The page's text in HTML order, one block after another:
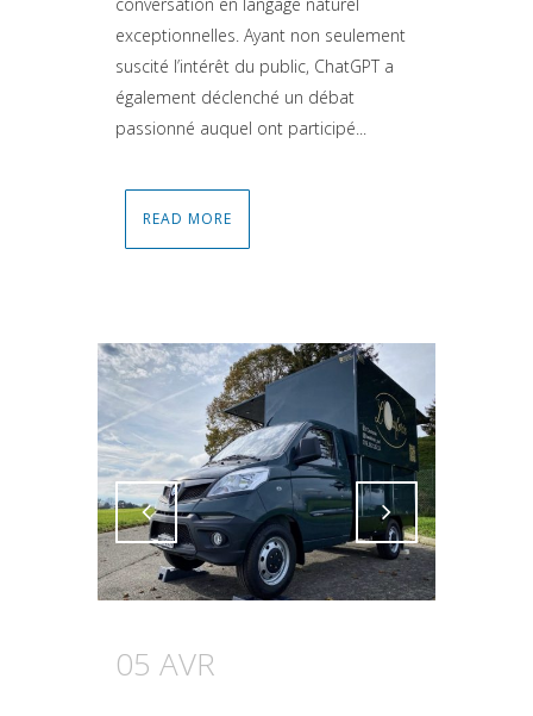
conversation en langage naturel
exceptionnelles. Ayant non seulement
suscité l’intérêt du public, ChatGPT a
également déclenché un débat
passionné auquel ont participé...
READ MORE
Attiva comando Attiva comando
05 AVR